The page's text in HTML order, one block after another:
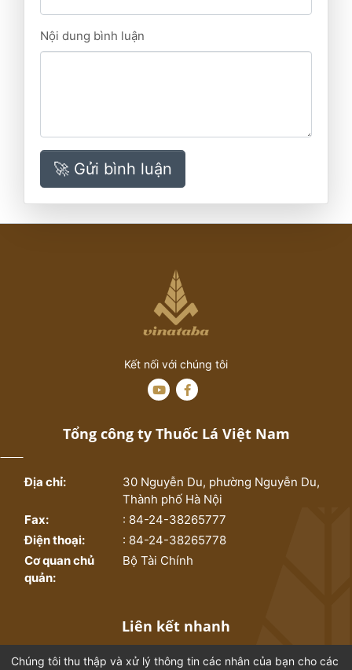
Nội dung bình luận
🚀 Gửi bình luận
Kết nối với chúng tôi
Tổng công ty Thuốc Lá Việt Nam
Địa chỉ:
30 Nguyễn Du, phường Nguyễn Du,
Thành phố Hà Nội
Fax:
: 84-24-38265777
Điện thoại:
: 84-24-38265778
Cơ quan chủ
quản:
Bộ Tài Chính
Liên kết nhanh
Chúng tôi thu thập và xử lý thông tin các nhân của bạn cho các